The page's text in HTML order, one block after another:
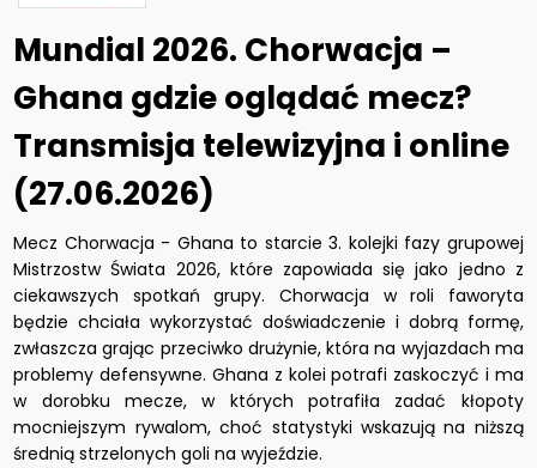
Mundial 2026. Chorwacja –
Ghana gdzie oglądać mecz?
Transmisja telewizyjna i online
(27.06.2026)
Mecz Chorwacja - Ghana to starcie 3. kolejki fazy grupowej
Mistrzostw Świata 2026, które zapowiada się jako jedno z
ciekawszych spotkań grupy. Chorwacja w roli faworyta
będzie chciała wykorzystać doświadczenie i dobrą formę,
zwłaszcza grając przeciwko drużynie, która na wyjazdach ma
problemy defensywne. Ghana z kolei potrafi zaskoczyć i ma
w dorobku mecze, w których potrafiła zadać kłopoty
mocniejszym rywalom, choć statystyki wskazują na niższą
średnią strzelonych goli na wyjeździe.